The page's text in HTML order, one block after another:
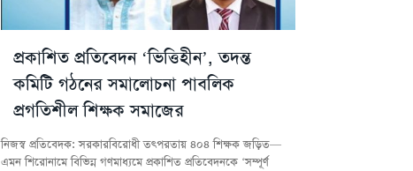
প্রকাশিত প্রতিবেদন ‘ভিত্তিহীন’, তদন্ত
কমিটি গঠনের সমালোচনা পাবলিক
প্রগতিশীল শিক্ষক সমাজের
নিজস্ব প্রতিবেদক: সরকারবিরোধী তৎপরতায় ৪০৪ শিক্ষক জড়িত—
এমন শিরোনামে বিভিন্ন গণমাধ্যমে প্রকাশিত প্রতিবেদনকে ‘সম্পূর্ণ